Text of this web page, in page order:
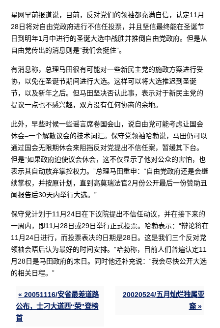
星网早前报道说，目前，反对党们的领袖都充满自信，认定11月
28日将对自由党政府进行不信任投票，并且坚信最终能在圣诞节
日到明年1月中进行的圣诞大选中战胜并推倒自由党政府。但是从
自由党传出的消息则是“我们会挺住”。
有消息称，总理马田很有可能对一些新民主党的施政方案进行妥
协，以免在圣诞节期间进行大选。这样可以将大选推迟到圣诞
节，以及新年之后。但马田坚决否认此事，表示对于新民主党的
提议一点也不感兴趣，双方没有任何协商的余地。
此外，早些时候一些谣言席卷国会山，说自由党可能考虑让国会
休会–一个解散议会的技术词汇。保守党领袖哈勃说，马田仍可以
通过国会无限期休会来阻挡反对党提出不信任案，暂缓其下台。
但是“如果政府迫使议会休会，这不仅显示了他对公众的害怕，也
表示其自动放弃掌控权力。”总理马田重申：“自由党政府还是会继
续掌权，并按原计划，直到高莫瑞法官2月份公开最后一份赞助丑
闻报告后30天内举行大选。”
保守党计划于11月24日在下议院提出不信任动议，并在接下来的
一周内，即11月28日或29日举行正式投票。哈勃表示：“辩论将在
11月24日进行，而投票表决的日期是28日。这是我们三个反对党
领袖会晤后认为最好的时间安排。”哈勃称，目前人们普遍认定11
月28日是马田政府的末日。同时他还补充说：“我会尽快公开大选
的相关日程。”
« 20051116/安省最差道路
公布，士刁大道西“荣”登榜
首
20020524/五月灿烂独属亚
裔 »